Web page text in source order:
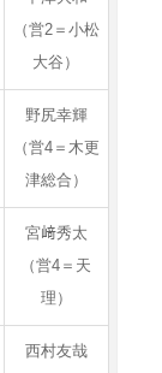
（営2＝小松
大谷）
野尻幸輝
（営4＝木更
津総合）
宮﨑秀太
（営4＝天
理）
西村友哉